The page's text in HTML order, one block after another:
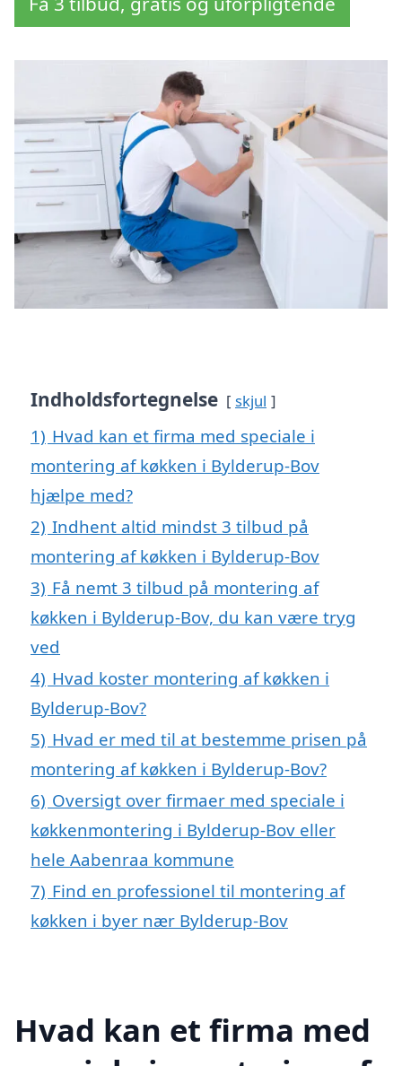
Indholdsfortegnelse skjul
1) Hvad kan et firma med speciale i
montering af køkken i Bylderup-Bov
hjælpe med?
2) Indhent altid mindst 3 tilbud på
montering af køkken i Bylderup-Bov
3) Få nemt 3 tilbud på montering af
køkken i Bylderup-Bov, du kan være tryg
ved
4) Hvad koster montering af køkken i
Bylderup-Bov?
5) Hvad er med til at bestemme prisen på
montering af køkken i Bylderup-Bov?
6) Oversigt over firmaer med speciale i
køkkenmontering i Bylderup-Bov eller
hele Aabenraa kommune
7) Find en professionel til montering af
køkken i byer nær Bylderup-Bov
Hvad kan et firma med